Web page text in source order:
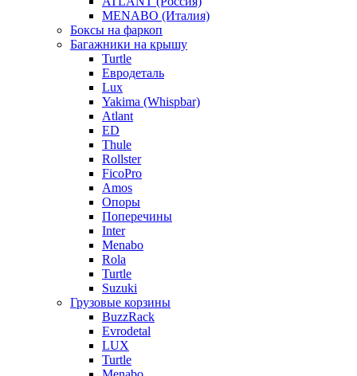
MENABO (Италия)
Боксы на фаркоп
Багажники на крышу
Turtle
Евродеталь
Lux
Yakima (Whispbar)
Atlant
ED
Thule
Rollster
FicoPro
Amos
Опоры
Поперечины
Inter
Menabo
Rola
Turtle
Suzuki
Грузовые корзины
BuzzRack
Evrodetal
LUX
Turtle